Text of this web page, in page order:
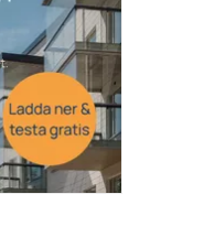
stigande
hållbarhet också
individuell mätning
av verksamheten.
men arbetar
underentreprenörer.
i stora